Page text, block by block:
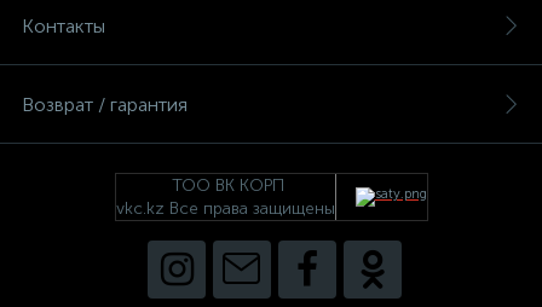
Контакты
Возврат / гарантия
ТОО ВК КОРП
vkc.kz Все права защищены